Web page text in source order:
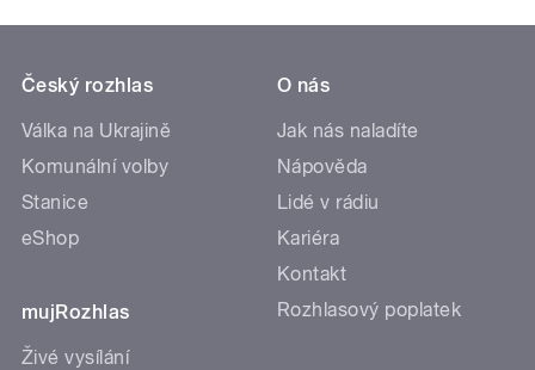
Český rozhlas
Válka na Ukrajině
Komunální volby
Stanice
eShop
mujRozhlas
Živé vysílání
O nás
Jak nás naladíte
Nápověda
Lidé v rádiu
Kariéra
Kontakt
Rozhlasový poplatek